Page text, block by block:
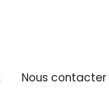
Nous contacter